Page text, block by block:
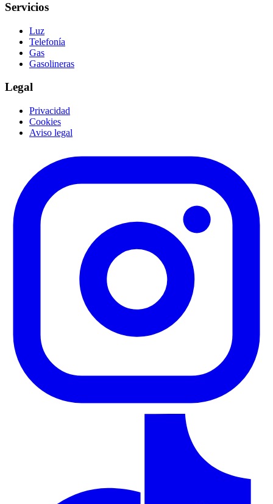
Servicios
Luz
Telefonía
Gas
Gasolineras
Legal
Privacidad
Cookies
Aviso legal